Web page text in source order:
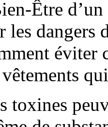
Être
les dangers
éviter
toxines